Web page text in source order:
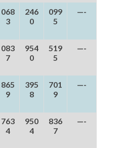
068
3
246
0
099
5
—-
083
7
954
0
519
5
—-
865
9
395
8
701
9
—-
763
4
950
4
836
7
—-